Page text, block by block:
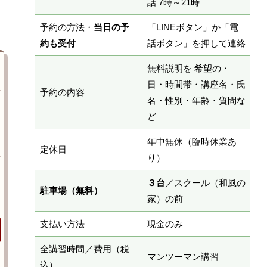
話 7時～21時
予約の方法・ 当日の予
約も受付
「LINEボタン」か「電
話ボタン」を押して連絡
予約の内容
無料説明を 希望の・
日・時間帯・講座名・氏
名・性別・年齢・質問な
ど
定休日
年中無休（臨時休業あ
り）
駐車場（無料）
３台 ／スクール（和風の
家）の前
支払い方法 現金のみ
全講習時間／費用（税
マンツーマン講習